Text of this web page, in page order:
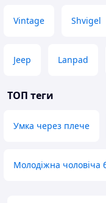
Vintage Shvigel
Jeep Lanpad
ТОП теги
Умка через плече
Молодіжна чоловіча